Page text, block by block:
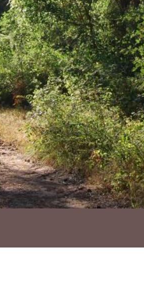
Ho vols compartir?